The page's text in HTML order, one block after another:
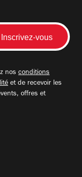
nos conditions
et de recevoir les
offres et